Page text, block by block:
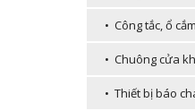
• Công tắc, ổ
• Chuông cửa
• Thiết bị báo